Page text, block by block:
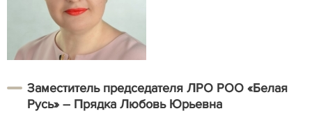
Заместитель председателя ЛРО РОО «Белая
Русь» – Прядка Любовь Юрьевна